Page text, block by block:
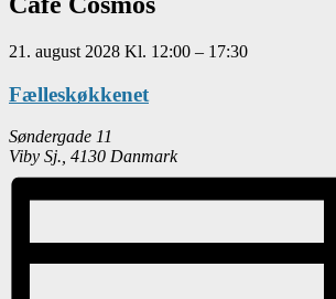
21. august 2028 Kl. 12:00 – 17:30
Fælleskøkkenet
Søndergade 11
Viby Sj. 4130 Danmark